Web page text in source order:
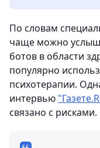
По словам
чаще можно
ботов в области
популярно
психотерапии.
интервью
связано с рисками.